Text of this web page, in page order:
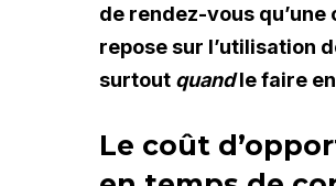
de rendez-vous
repose sur l’utilisation
surtout quandle faire
Le coût